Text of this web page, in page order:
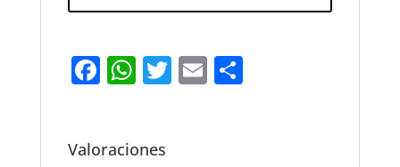
F
e
W
s
T E S
Valoraciones